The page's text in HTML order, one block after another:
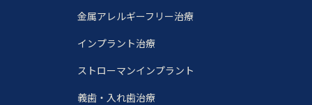
金属アレルギーフリー治療
インプラント治療
ストローマンインプラント
義歯・入れ歯治療